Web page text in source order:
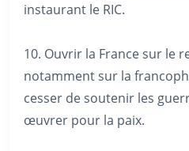
instaurant le RIC.
10. Ouvrir la France sur le
notamment sur la
cesser de soutenir les
œuvrer pour la paix.